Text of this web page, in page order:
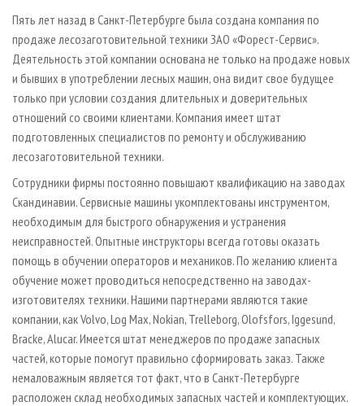
ПРОИЗВОДСТВО ДРЕВЕСНЫХ ПЛИТ
ДЕРЕВЯННОЕ ДОМОСТРОЕНИЕ
ПРОИЗВОДСТВО МЕБЕЛИ
БИОЭНЕРГЕТИКА
ЦБП
МОБИЛЬНЫЕ ВЫСТАВКИ
ОФИЦИАЛЬНЫЕ ДЕЛЕГАЦИИ
ПРИОРИТЕТНЫЕ ИНВЕСТПРОЕКТЫ
RUSSIAN FORESTRY REVIEW
ГАЗЕТА ЛЕСПРОМФОРУМ
БИБЛИОТЕКА СПЕЦИАЛИСТА
КОНТАКТЫ
РЕКЛАМА
РЕКЛАМА НА САЙТЕ
Пять лет назад в Санкт-Петербурге была создана компания по
продаже лесозаготовительной техники ЗАО «Форест-Сервис».
Деятельность этой компании основана не только на продаже новых
и бывших в употреблении лесных машин, она видит свое будущее
только при условии создания длительных и доверительных
отношений со своими клиентами. Компания имеет штат
подготовленных специалистов по ремонту и обслуживанию
лесозаготовительной техники.
Сотрудники фирмы постоянно повышают квалификацию на заводах
Скандинавии. Сервисные машины укомплектованы инструментом,
необходимым для быстрого обнаружения и устранения
неисправностей. Опытные инструкторы всегда готовы оказать
помощь в обучении операторов и механиков. По желанию клиента
обучение может проводиться непосредственно на заводах-
изготовителях техники. Нашими партнерами являются такие
компании, как Volvo, Log Max, Nokian, Trelleborg, Olofsfors, Iggesund,
Bracke, Alucar. Имеется штат менеджеров по продаже запасных
частей, которые помогут правильно сформировать заказ. Также
немаловажным является тот факт, что в Санкт-Петербурге
расположен склад необходимых запасных частей и комплектующих.